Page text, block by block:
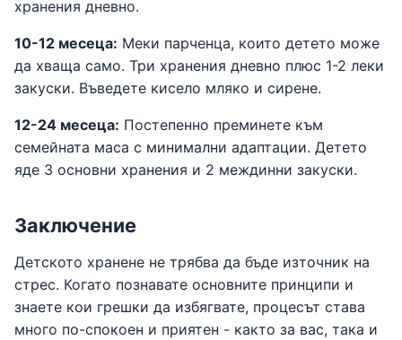
хранения дневно.
10-12 месеца: Меки парченца, които детето може
да хваща само. Три хранения дневно плюс 1-2 леки
закуски. Въведете кисело мляко и сирене.
12-24 месеца: Постепенно преминете към
семейната маса с минимални адаптации. Детето
яде 3 основни хранения и 2 междинни закуски.
Заключение
Детското хранене не трябва да бъде източник на
стрес. Когато познавате основните принципи и
знаете кои грешки да избягвате, процесът става
много по-спокоен и приятен - както за вас, така и